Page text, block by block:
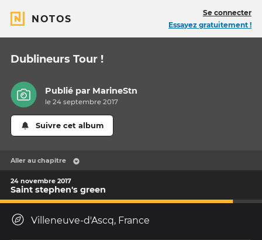
NOTOS
Se connecter
Essayez gratuitement !
Dublineurs Tour !
Publié par MarineStn
le 24 septembre 2017
Suivre cet album
Aller au chapitre
24 novembre 2017
Saint stephen's green
Villeneuve-d'Ascq, France